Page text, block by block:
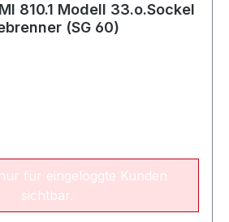
810.1 Modell 33.o.Sockel
(SG 60)
für eingeloggte Kunden
sichtbar.